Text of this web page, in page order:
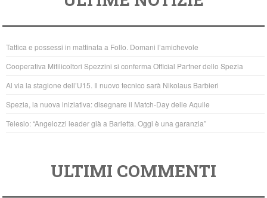
e
b
o
o
k
er s
A
p
p
Tattica e possessi in mattinata a Follo. Domani l’amichevole
Cooperativa Mitilicoltori Spezzini si conferma Official Partner dello Spezia
Al via la stagione dell’U15. Il nuovo tecnico sarà Nikolaus Barbieri
Spezia, la nuova iniziativa: disegnare il Match-Day delle Aquile
Telesio: “Angelozzi leader già a Barletta. Oggi è una garanzia”
ULTIMI COMMENTI